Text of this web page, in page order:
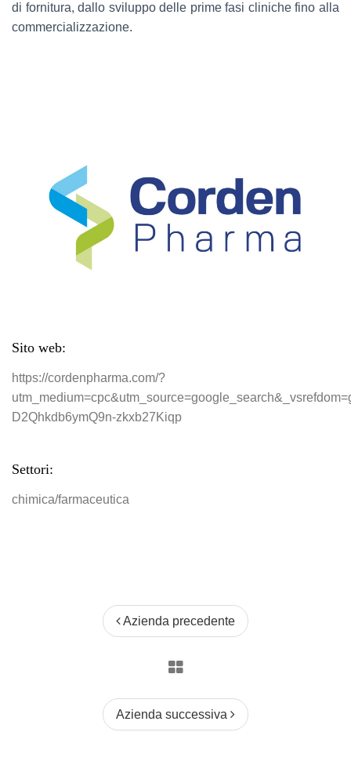
di fornitura, dallo sviluppo delle prime fasi cliniche fino alla
commercializzazione.
Sito web:
https://cordenpharma.com/?
D2Qhkdb6ymQ9n-zkxb27Kiqp
Settori:
chimica/farmaceutica
Azienda precedente
Azienda successiva